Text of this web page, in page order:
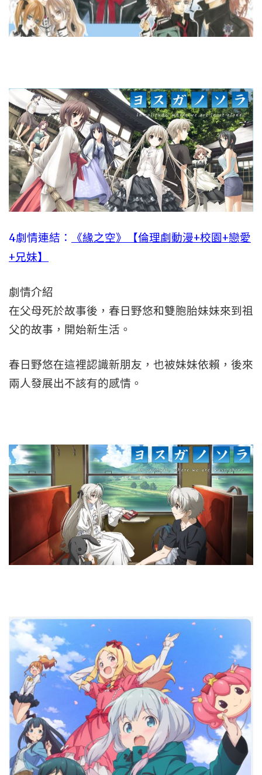
4劇情連結：
《緣之空》【倫理劇動漫+校園+戀愛
+兄妹】
劇情介紹
在父母死於故事後，春日野悠和雙胞胎妹妹來到祖
父的故事，開始新生活。
春日野悠在這裡認識新朋友，也被妹妹依賴，後來
兩人發展出不該有的感情。